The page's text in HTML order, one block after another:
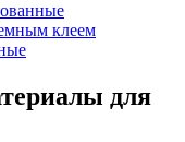
клеем
для